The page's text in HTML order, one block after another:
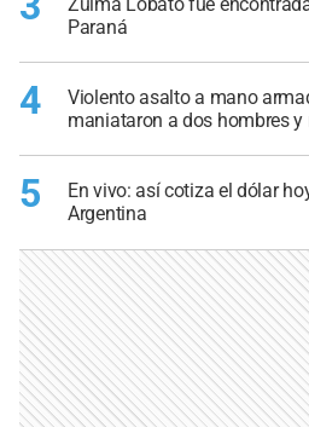
Paraná
4
Violento asalto a mano
maniataron a dos hombres
5
En vivo: así cotiza el dólar
Argentina